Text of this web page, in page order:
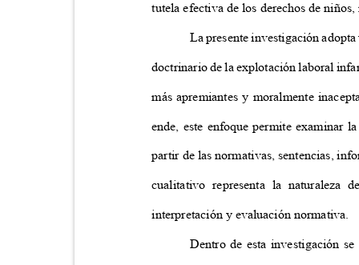
tutela efectiva de los derechos de
La presente investigación
doctrinario de la explotación laboral
más apremiantes y moralmente
ende, este enfoque permite examinar
partir de las normativas, sentencias,
cualitativo representa la naturaleza
interpretación y evaluación normativa.
Dentro de esta investigación